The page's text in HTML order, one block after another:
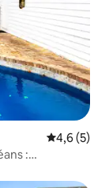
Évaluation
4,6 (5)
: